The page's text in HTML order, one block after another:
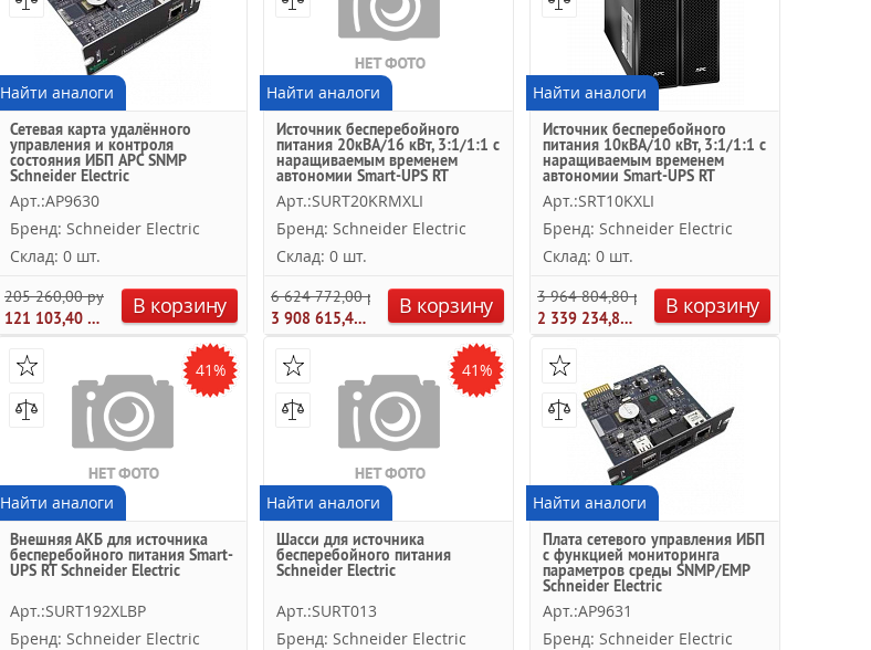
Найти аналоги
Сетевая карта удалённого
управления и контроля
состояния ИБП APC SNMP
Schneider Electric
Арт.:AP9630
Бренд: Schneider Electric
Склад: 0 шт.
205 260,00 руб.
121 103,40 руб.
В корзину
Найти аналоги
Источник бесперебойного
питания 20кВА/16 кВт, 3:1/1:1 с
наращиваемым временем
автономии Smart-UPS RT
Schneider Electric
Арт.:SURT20KRMXLI
Бренд: Schneider Electric
Склад: 0 шт.
6 624 772,00 руб.
3 908 615,48 руб.
В корзину
Найти аналоги
Источник бесперебойного
питания 10кВА/10 кВт, 3:1/1:1 с
наращиваемым временем
автономии Smart-UPS RT
Schneider Electric
Арт.:SRT10KXLI
Бренд: Schneider Electric
Склад: 0 шт.
3 964 804,80 руб.
2 339 234,84 руб.
В корзину
41%
Найти аналоги
Внешняя АКБ для источника
бесперебойного питания Smart-
UPS RT Schneider Electric
Арт.:SURT192XLBP
Бренд: Schneider Electric
41%
Найти аналоги
Шасси для источника
бесперебойного питания
Schneider Electric
Арт.:SURT013
Бренд: Schneider Electric
Найти аналоги
Плата сетевого управления ИБП
с функцией мониторинга
параметров среды SNMP/EMP
Schneider Electric
Арт.:AP9631
Бренд: Schneider Electric